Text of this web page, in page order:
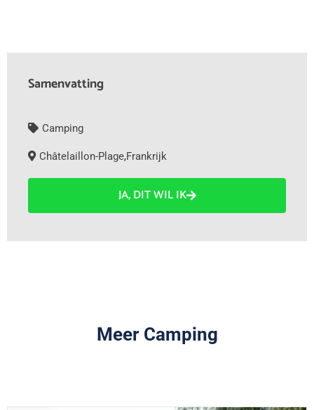
Samenvatting
Camping
Châtelaillon-Plage,Frankrijk
JA, DIT WIL IK
Meer Camping